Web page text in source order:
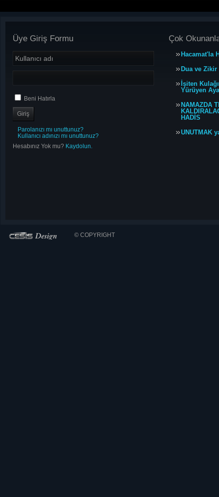
Üye Giriş Formu
Beni Hatırla
Parolanızı mı unuttunuz?
Kullanıcı adınızı mı unuttunuz?
Hesabınız Yok mu? Kaydolun.
Çok
Hacamat'la
Dua ve
İşiten
Yürüyen
NAMAZDA
HADİS
UNUTMAK
© COPYRIGHT